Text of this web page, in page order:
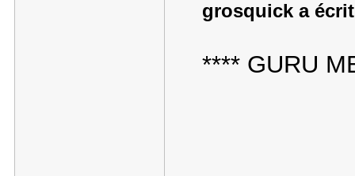
grosquick a
**** GURU